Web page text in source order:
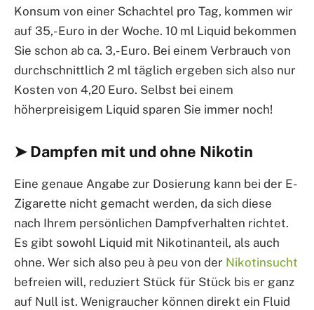
Konsum von einer Schachtel pro Tag, kommen wir
auf 35,- Euro in der Woche. 10 ml Liquid bekommen
Sie schon ab ca. 3,- Euro. Bei einem Verbrauch von
durchschnittlich 2 ml täglich ergeben sich also nur
Kosten von 4,20 Euro. Selbst bei einem
höherpreisigem Liquid sparen Sie immer noch!
➤ Dampfen mit und ohne Nikotin
Eine genaue Angabe zur Dosierung kann bei der E-
Zigarette nicht gemacht werden, da sich diese
nach Ihrem persönlichen Dampfverhalten richtet.
Es gibt sowohl Liquid mit Nikotinanteil, als auch
ohne. Wer sich also peu à peu von der Nikotinsucht
befreien will, reduziert Stück für Stück bis er ganz
auf Null ist. Wenigraucher können direkt ein Fluid